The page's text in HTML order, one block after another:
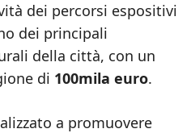
dei percorsi espositivi
dei principali
della città, con un
di 100mila euro.
a promuovere